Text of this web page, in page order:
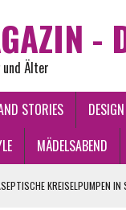
-
und Älter
STORIES DESIGN
MÄDELSABEND
KREISELPUMPEN